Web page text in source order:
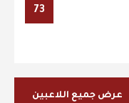
73
عرض جميع اللاعبين